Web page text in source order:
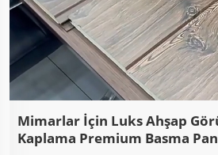
Mimarlar İçin Luks Ahşap
Kaplama Premium Basma